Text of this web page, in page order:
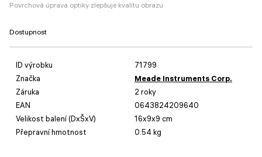
Povrchová úprava optiky zlepšuje kvalitu obrazu
Dostupnost
ID výrobku
71799
Značka
Meade Instruments Corp.
Záruka
2 roky
EAN
0643824209640
Velikost balení (DxŠxV)
16x9x9 cm
Přepravní hmotnost
0.54 kg